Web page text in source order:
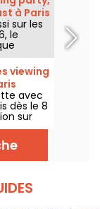
drag,
à Paris
sur les
le
Race
viewing
avec
dès le 8
sur
en